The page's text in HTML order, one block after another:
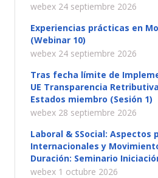
webex 24 septiembre 2026
Experiencias prácticas en
(Webinar 10)
webex 24 septiembre 2026
Tras fecha límite de
UE Transparencia
Estados miembro (Sesión 1)
webex 28 septiembre 2026
Laboral & SSocial: Aspectos
Internacionales y
Duración: Seminario
webex 1 octubre 2026